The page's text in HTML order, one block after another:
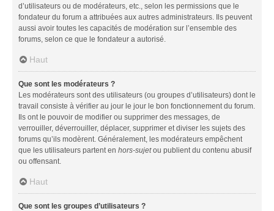
d’utilisateurs ou de modérateurs, etc., selon les permissions que le
fondateur du forum a attribuées aux autres administrateurs. Ils peuvent
aussi avoir toutes les capacités de modération sur l’ensemble des
forums, selon ce que le fondateur a autorisé.
Haut
Que sont les modérateurs ?
Les modérateurs sont des utilisateurs (ou groupes d’utilisateurs) dont le
travail consiste à vérifier au jour le jour le bon fonctionnement du forum.
Ils ont le pouvoir de modifier ou supprimer des messages, de
verrouiller, déverrouiller, déplacer, supprimer et diviser les sujets des
forums qu’ils modèrent. Généralement, les modérateurs empêchent
que les utilisateurs partent en hors-sujetou publient du contenu abusif
ou offensant.
Haut
Que sont les groupes d’utilisateurs ?